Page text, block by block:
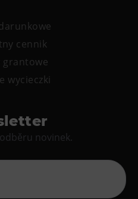
cennik
grantowe
wycieczki
novinek.